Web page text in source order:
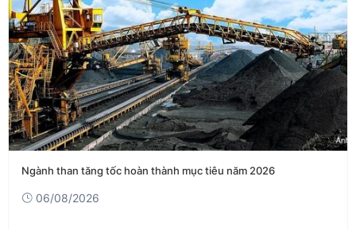
Ngành than tăng tốc hoàn thành mục tiêu năm 2026
06/08/2026